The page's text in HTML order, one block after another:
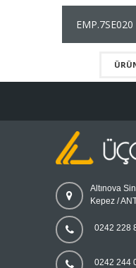
Altınova
Kepez /
0242 228
0242 244